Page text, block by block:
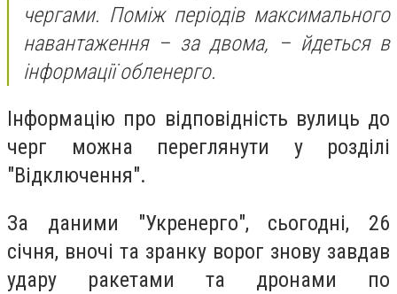
чергами. Поміж періодів максимального
навантаження – за двома, – йдеться в
інформації обленерго.
Інформацію про відповідність вулиць до
черг можна переглянути у розділі
"Відключення".
За даними "Укренерго", сьогодні, 26
січня, вночі та зранку ворог знову завдав
удару ракетами та дронами по